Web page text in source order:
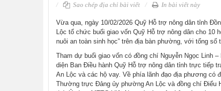
Sao chép địa chỉ bài viết In bài viết này
Vừa qua, ngày 10/02/2026 Quỹ Hỗ trợ nông dân tỉnh
Lộc tổ chức buổi giao vốn Quỹ Hỗ trợ nông dân cho 10
nuôi an toàn sinh học” trên địa bàn phường, với tổng số
Tham dự buổi giao vốn có đồng chí Nguyễn Ngọc Linh
diện Ban Điều hành Quỹ Hỗ trợ nông dân tỉnh trực tiếp
An Lộc và các hộ vay. Về phía lãnh đạo địa phương có
Thường trực Đảng ủy phường An Lộc và đồng chí Điểu